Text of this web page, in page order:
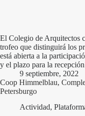
El Colegio de Arquitectos
trofeo que distinguirá los
está abierta a la
y el plazo para la
9 septiembre, 2022
Coop Himmelblau,
Petersburgo
Actividad,